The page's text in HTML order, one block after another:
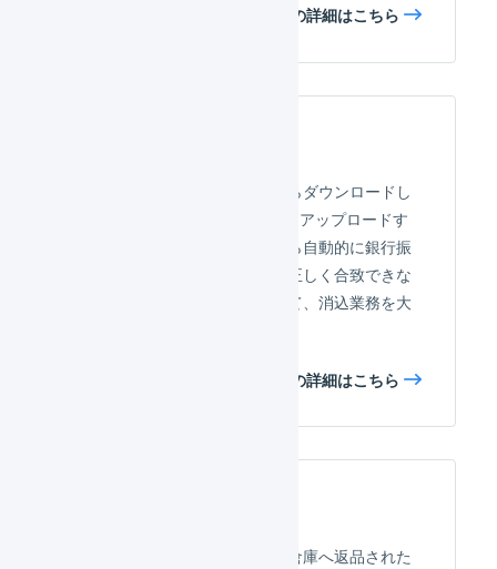
エリアマスタの詳細はこちら
インターネットバンキングからダウンロードし
たCSVファイルをLOGILESSにアップロードす
ることで、購入者名、金額から自動的に銀行振
込の受注の消込が可能です。正しく合致できな
かった場合も、候補を表示して、消込業務を大
入金消込の詳細はこちら
売上返品機能を利用すると、倉庫へ返品された